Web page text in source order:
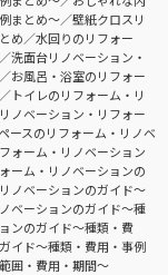
まとめ〜
壁紙クロスリ
め
水回りのリフォー
洗面台リノベーション・
お風呂・浴室のリフォー
トイレのリフォーム・リ
ノベーション・リフォー
ースのリフォーム・リノベ
ォーム・リノベーション
ーム・リノベーションの
ノベーションのガイド〜
ベーションのガイド〜種
ンのガイド〜種類・費
イド〜種類・費用・事例
囲・費用・期間～